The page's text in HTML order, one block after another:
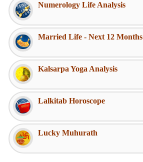
Numerology Life Analysis
Married Life - Next 12 Months
Kalsarpa Yoga Analysis
Lalkitab Horoscope
Lucky Muhurath